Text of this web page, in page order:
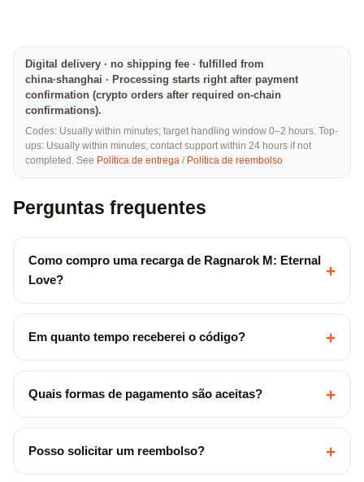
Digital delivery · no shipping fee · fulfilled from
china·shanghai · Processing starts right after payment
confirmation (crypto orders after required on-chain
confirmations).
Codes: Usually within minutes; target handling window 0–2 hours. Top-
ups: Usually within minutes; contact support within 24 hours if not
completed. See Política de entrega / Política de reembolso
Perguntas frequentes
Como compro uma recarga de Ragnarok M: Eternal
Love?
+
Em quanto tempo receberei o código? +
Quais formas de pagamento são aceitas? +
Posso solicitar um reembolso? +